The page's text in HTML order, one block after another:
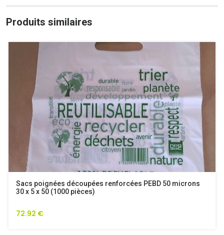
Produits similaires
Sacs poignées découpées renforcées PEBD 50 microns
30 x 5 x 50 (1000 pièces)
72.92 €